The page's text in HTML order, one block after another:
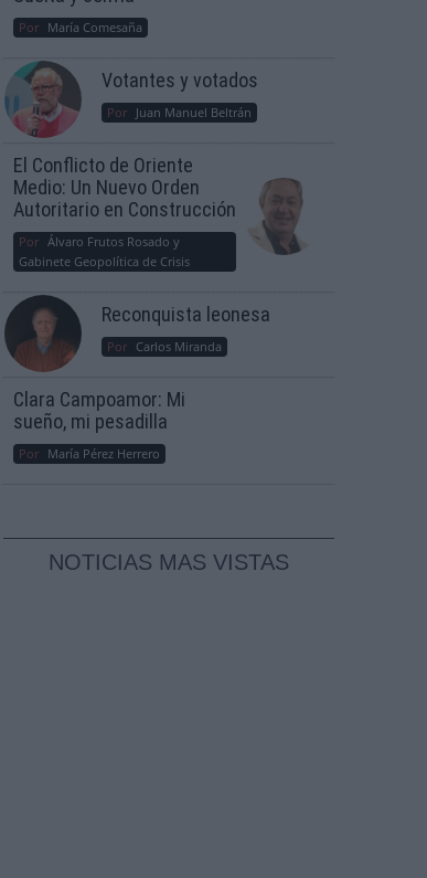
Por María Comesaña
Votantes y votados
Por Juan Manuel Beltrán
El Conflicto de Oriente
Medio: Un Nuevo Orden
Autoritario en Construcción
Por Álvaro Frutos Rosado y
Gabinete Geopolítica de Crisis
Reconquista leonesa
Por Carlos Miranda
Clara Campoamor: Mi
sueño, mi pesadilla
Por María Pérez Herrero
NOTICIAS MAS VISTAS